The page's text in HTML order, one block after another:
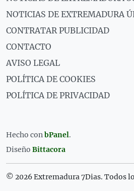
NOTICIAS DE EXTREMADURA
CONTRATAR PUBLICIDAD
CONTACTO
AVISO LEGAL
POLÍTICA DE COOKIES
POLÍTICA DE PRIVACIDAD
Hecho conbPanel.
Diseño Bittacora
© 2026 Extremadura 7Dias. Todos